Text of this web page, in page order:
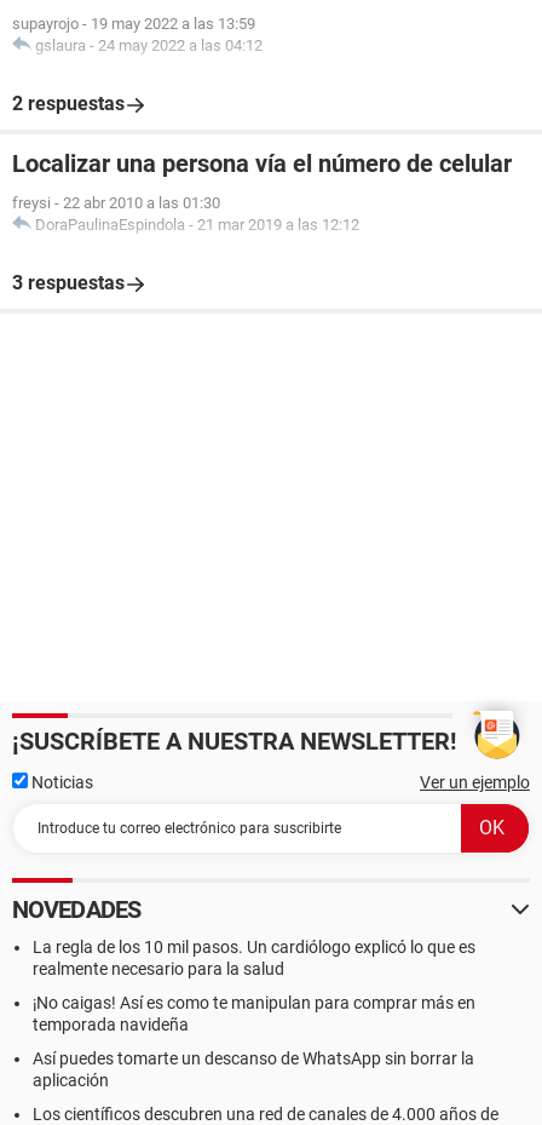
supayrojo - 19 may 2022 a las 13:59
gslaura - 24 may 2022 a las 04:12
2 respuestas
Localizar una persona vía el número de celular
freysi - 22 abr 2010 a las 01:30
DoraPaulinaEspindola - 21 mar 2019 a las 12:12
3 respuestas
¡SUSCRÍBETE A NUESTRA NEWSLETTER!
Noticias Ver un ejemplo
NOVEDADES
La regla de los 10 mil pasos. Un cardiólogo explicó lo que es
realmente necesario para la salud
¡No caigas! Así es como te manipulan para comprar más en
temporada navideña
Así puedes tomarte un descanso de WhatsApp sin borrar la
aplicación
Los científicos descubren una red de canales de 4.000 años de